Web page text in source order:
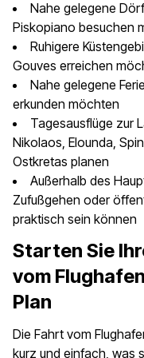
Nahe gelegene
Piskopiano besuchen
Ruhigere
Gouves erreichen
Nahe gelegene
erkunden möchten
Tagesausflüge zur
Nikolaos, Elounda,
Ostkretas planen
Außerhalb des
Zufußgehen oder
praktisch sein können
Starten Sie
vom
Plan
Die Fahrt vom
kurz und einfach, was